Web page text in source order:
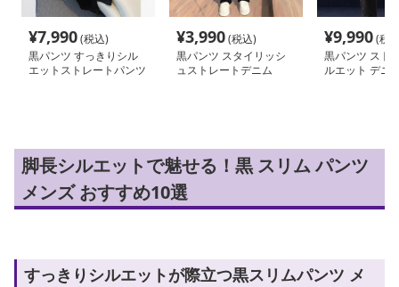
¥7,990(税込)
黒パンツ すっきりシル
エットストレートパンツ
¥3,990(税込)
黒パンツ スタイリッシ
ュストレートデニム
¥9,990(税
黒パンツ スト
ルエット デニ
脚長シルエットで魅せる！黒 スリム パンツ
メンズ おすすめ10選
すっきりシルエットが際立つ黒スリムパンツ メ